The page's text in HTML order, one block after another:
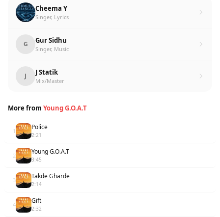
Cheema Y
Singer, Lyrics
G Gur Sidhu
Singer, Music
J J Statik
Mix/Master
More from Young G.O.A.T
1 Police
2:21
2 Young G.O.A.T
3:45
3 Takde Gharde
2:14
4 Gift
2:32